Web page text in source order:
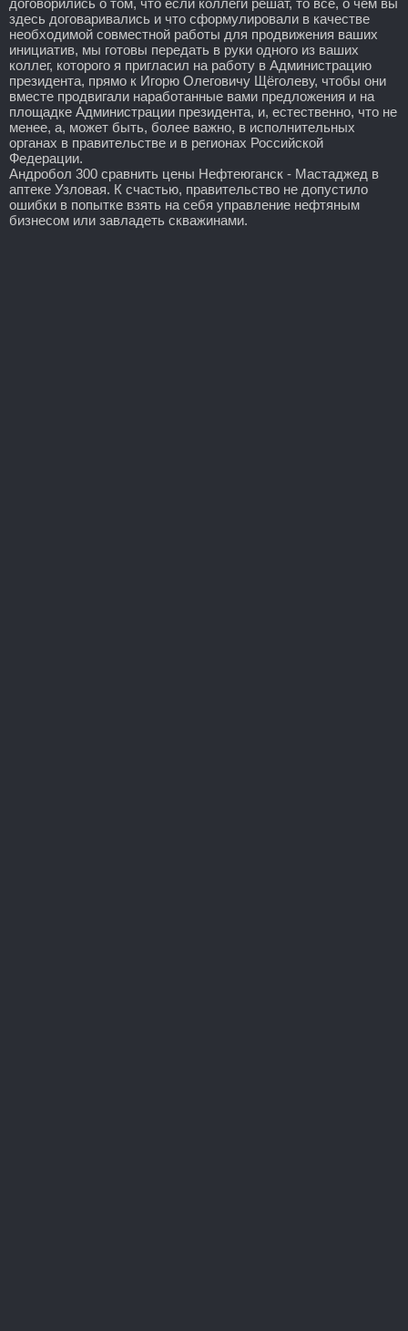
здесь договаривались и что сформулировали в качестве
необходимой совместной работы для продвижения ваших
инициатив, мы готовы передать в руки одного из ваших
коллег, которого я пригласил на работу в Администрацию
президента, прямо к Игорю Олеговичу Щёголеву, чтобы они
вместе продвигали наработанные вами предложения и на
площадке Администрации президента, и, естественно, что не
менее, а, может быть, более важно, в исполнительных
органах в правительстве и в регионах Российской
Федерации.
Андробол 300 сравнить цены Нефтеюганск - Мастаджед в
аптеке Узловая. К счастью, правительство не допустило
ошибки в попытке взять на себя управление нефтяным
бизнесом или завладеть скважинами.